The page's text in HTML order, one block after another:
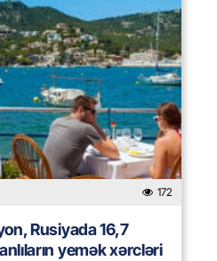
172
Rusiyada 16,7
yemək xərcləri